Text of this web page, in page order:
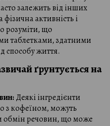
залежить від інших
активність і
розуміти, що
таблетками, здатними
способу життя.
ґрунтується на
Деякі інгредієнти
з кофеїном, можуть
обмін речовин, що може